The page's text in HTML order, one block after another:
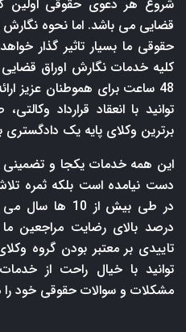
شروع هر دعوی حقوقی اولین
قضایی می باشد. اما نحوه نگارش
حقوقی ما بسیار تاثیر گذار
کلیه خدمات نگارش اوراق
48 ساعت برای هموطنان عزیز
توانید با انعقاد قرارداد
برترین وکلای پایه یک دادگستری
این همه خدمات یکجا و
دست نیامده است بلکه ثمره
در طی بیش از
درصد بالای رضایت مراجعین
تاییدی بر معتبر بودن گروه
توانید با خیال راحت از
مشکلات و سوالات حقوقی خود را